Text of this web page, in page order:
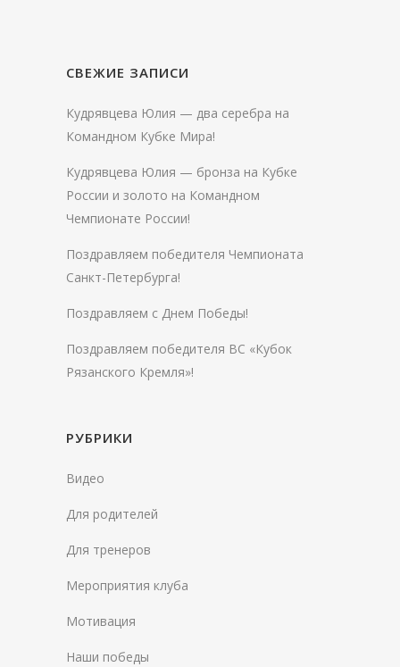
СВЕЖИЕ ЗАПИСИ
Кудрявцева Юлия — два серебра на
Командном Кубке Мира!
Кудрявцева Юлия — бронза на Кубке
России и золото на Командном
Чемпионате России!
Поздравляем победителя Чемпионата
Санкт-Петербурга!
Поздравляем с Днем Победы!
Поздравляем победителя ВС «Кубок
Рязанского Кремля»!
РУБРИКИ
Видео
Для родителей
Для тренеров
Мероприятия клуба
Мотивация
Наши победы